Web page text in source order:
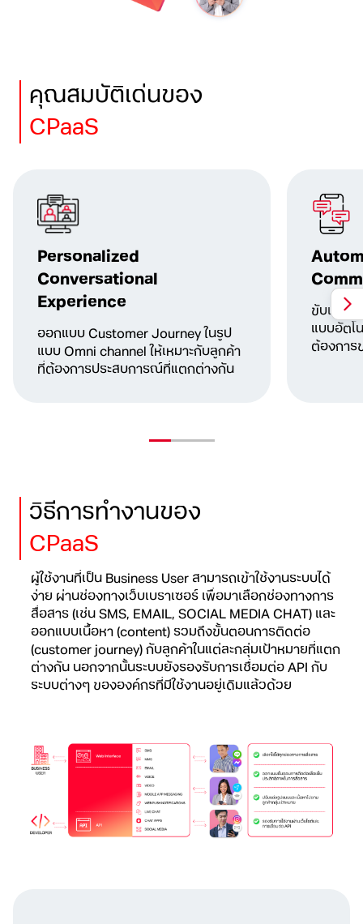
คุณสมบัติเด่นของ
CPaaS
Personalized
Conversational
Experience
ออกแบบ Customer Journeyในรูป
แบบ Omni channelให้เหมาะกับลูกค้า
ที่ต้องการประสบการณ์ที่แตกต่างกัน
ขับเคลื่อ
แบบอัต
ต้องการ
วิธีการทำงานของ
CPaaS
ผู้ใช้งานที่เป็น Business User สามารถเข้าใช้งานระบบได้
ง่าย ผ่านช่องทางเว็บเบราเซอร์ เพื่อมาเลือกช่องทางการ
สื่อสาร (เช่น SMS, EMAIL, SOCIAL MEDIA CHAT) และ
ออกแบบเนื้อหา (content) รวมถึงขั้นตอนการติดต่อ
(customer journey) กับลูกค้าในแต่ละกลุ่มเป้าหมายที่แตก
ต่างกัน นอกจากนั้นระบบยังรองรับการเชื่อมต่อ API กับ
ระบบต่างๆ ขององค์กรที่มีใช้งานอยู่เดิมแล้วด้วย